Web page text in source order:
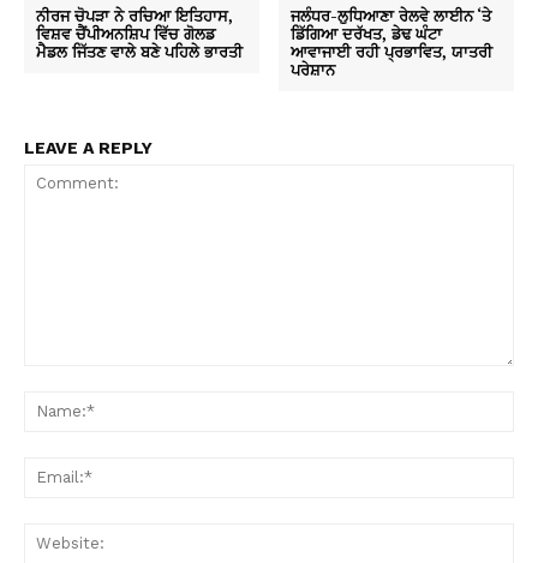
ਨੀਰਜ ਚੋਪੜਾ ਨੇ ਰਚਿਆ ਇਤਿਹਾਸ,
ਵਿਸ਼ਵ ਚੈਂਪੀਅਨਸ਼ਿਪ ਵਿੱਚ ਗੋਲਡ
ਮੈਡਲ ਜਿੱਤਣ ਵਾਲੇ ਬਣੇ ਪਹਿਲੇ ਭਾਰਤੀ
ਜਲੰਧਰ-ਲੁਧਿਆਣਾ ਰੇਲਵੇ ਲਾਈਨ ‘ਤੇ
ਡਿੱਗਿਆ ਦਰੱਖਤ, ਡੇਢ ਘੰਟਾ
ਆਵਾਜਾਈ ਰਹੀ ਪ੍ਰਭਾਵਿਤ, ਯਾਤਰੀ
ਪਰੇਸ਼ਾਨ
LEAVE A REPLY